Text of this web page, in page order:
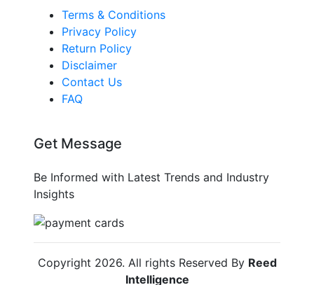
Terms & Conditions
Privacy Policy
Return Policy
Disclaimer
Contact Us
FAQ
Get Message
Be Informed with Latest Trends and Industry
Insights
Copyright 2026. All rights Reserved By Reed
Intelligence